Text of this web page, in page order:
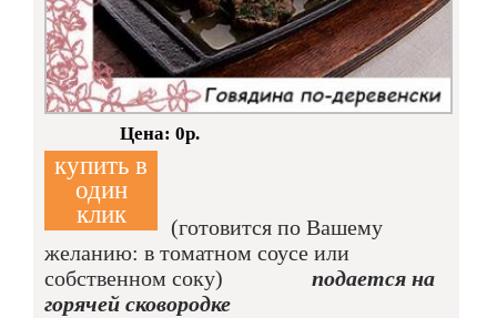
купить в
один
клик
Цена: 0р.
(готовится по Вашему
желанию: в томатном соусе или
собственном соку)
подается на
горячей сковородке